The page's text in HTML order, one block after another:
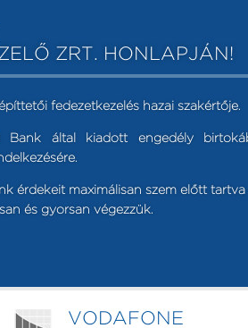
ZRT. HONLAPJÁN!
fedezetkezelés hazai szakértője.
Bank által kiadott engedély
érdekeit maximálisan szem előtt
és gyorsan végezzük.
VODAFONE